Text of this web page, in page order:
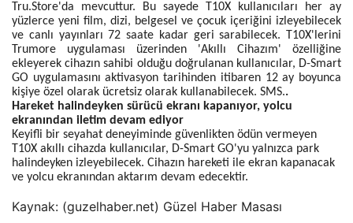
Tru.Store'da mevcuttur. Bu sayede T10X kullanıcıları her ay
yüzlerce yeni film, dizi, belgesel ve çocuk içeriğini izleyebilecek
ve canlı yayınları 72 saate kadar geri sarabilecek. T10X'lerini
Trumore uygulaması üzerinden 'Akıllı Cihazım' özelliğine
ekleyerek cihazın sahibi olduğu doğrulanan kullanıcılar, D-Smart
GO uygulamasını aktivasyon tarihinden itibaren 12 ay boyunca
kişiye özel olarak ücretsiz olarak kullanabilecek. SMS..
Hareket halindeyken sürücü ekranı kapanıyor, yolcu
ekranından iletim devam ediyor
Keyifli bir seyahat deneyiminde güvenlikten ödün vermeyen
T10X akıllı cihazda kullanıcılar, D-Smart GO'yu yalnızca park
halindeyken izleyebilecek. Cihazın hareketi ile ekran kapanacak
ve yolcu ekranından aktarım devam edecektir.
Kaynak: (guzelhaber.net) Güzel Haber Masası